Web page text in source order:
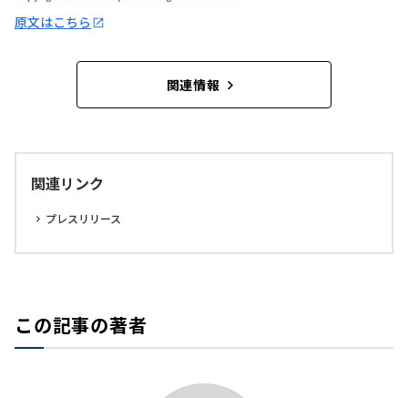
原文はこちら
関連情報
関連リンク
プレスリリース
この記事の著者